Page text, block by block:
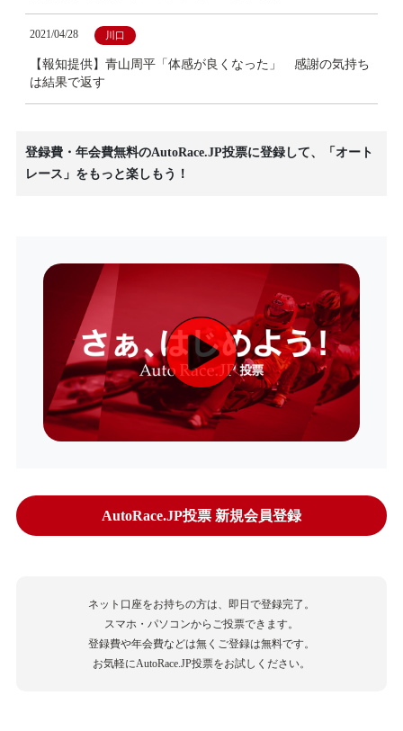
2021/04/28 川口
【報知提供】青山周平「体感が良くなった」 感謝の気持ち
は結果で返す
登録費・年会費無料のAutoRace.JP投票に登録して、「オート
レース」をもっと楽しもう！
AutoRace.JP投票 新規会員登録
ネット口座をお持ちの方は、即日で登録完了。
スマホ・パソコンからご投票できます。
登録費や年会費などは無くご登録は無料です。
お気軽にAutoRace.JP投票をお試しください。